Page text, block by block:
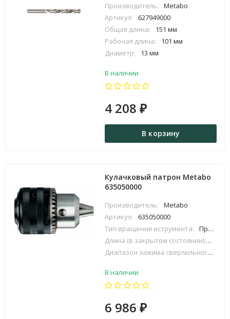
Производитель:
Metabo
Артикул:
627949000
Общая длина:
151 мм
Рабочая длина:
101 мм
Диаметр:
13 мм
В наличии
4 208₽
В корзину
Кулачковый патрон Metabo
635050000
Производитель:
Metabo
Артикул:
635050000
Тип вращения иструмента:
Правое
Длина (в закрытом состоянии):
Диапазон зажима сверлильного патрона:
В наличии
6 986₽